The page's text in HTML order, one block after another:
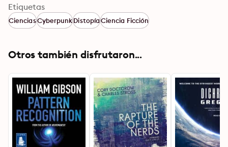
Etiquetas
CienciasCyberpunkDistopíaCiencia Ficción
Otros también disfrutaron...